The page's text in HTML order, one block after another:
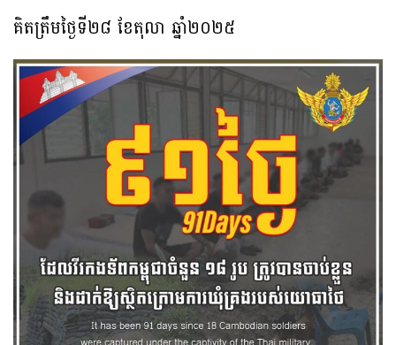
គិតត្រឹមថ្ងៃទី២៨ ខែតុលា ឆ្នាំ២០២៥